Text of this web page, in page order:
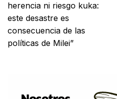
herencia ni riesgo kuka:
este desastre es
consecuencia de las
políticas de Milei”